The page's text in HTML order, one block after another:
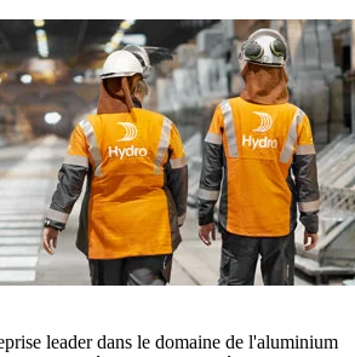
leader dans le domaine de l'aluminium